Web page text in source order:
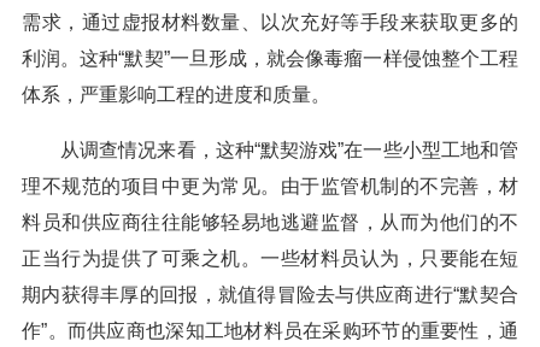
需求，通过虚报材料数量、以次充好等手段来获取更多的
利润。这种“默契”一旦形成，就会像毒瘤一样侵蚀整个工程
体系，严重影响工程的进度和质量。
从调查情况来看，这种“默契游戏”在一些小型工地和管
理不规范的项目中更为常见。由于监管机制的不完善，材
料员和供应商往往能够轻易地逃避监督，从而为他们的不
正当行为提供了可乘之机。一些材料员认为，只要能在短
期内获得丰厚的回报，就值得冒险去与供应商进行“默契合
作”。而供应商也深知工地材料员在采购环节的重要性，通